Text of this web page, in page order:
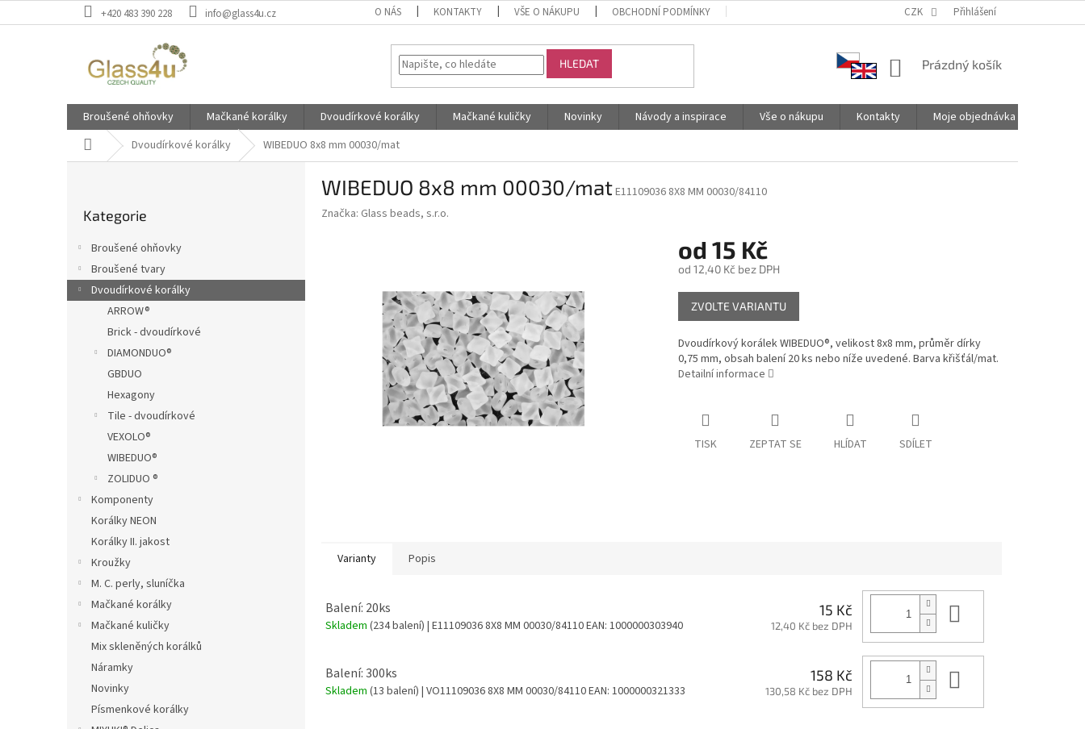
na
+420 483 390 228 info@glass4u.cz O NÁS KONTAKTY VŠE O NÁKUPU OBCHODNÍ PODMÍNKY PODMÍNKY OCHRANY OSOBNÍCH ÚDAJŮ SPOLUPRACUJEME
CZK Přihlášení
HLEDAT
NÁKUPNÍ
Prázdný košík
Broušené ohňovky Mačkané korálky Dvoudírkové korálky Mačkané kuličky Novinky Návody a inspirace Vše o nákupu Kontakty
Moje objednávka
Domů Dvoudírkové korálky WIBEDUO 8x8 mm 00030/mat
n
kategorie
Kategorie
Broušené ohňovky
Broušené tvary
Dvoudírkové korálky
ARROW®
Brick - dvoudírkové
DIAMONDUO®
GBDUO
Hexagony
Tile - dvoudírkové
VEXOLO®
WIBEDUO®
ZOLIDUO ®
Komponenty
Korálky NEON
Korálky II. jakost
Kroužky
M. C. perly, sluníčka
Mačkané korálky
Mačkané kuličky
Mix skleněných korálků
Náramky
Novinky
Písmenkové korálky
WIBEDUO 8x8 mm 00030/matE11109036 8X8 MM 00030/84110
Značka: Glass beads, s.r.o.
od 15 Kč
od 12,40 Kčbez DPH
Měrná
cena:
ZVOLTE VARIANTU
Dvoudírkový korálek WIBEDUO®, velikost 8x8 mm, průměr dírky
0,75 mm, obsah balení 20 ks nebo níže uvedené. Barva křišťál/mat.
Detailní informace
TISK ZEPTAT SE HLÍDAT SDÍLET
Varianty Popis
Balení: 20ks
Skladem (234 balení) | E11109036 8X8 MM 00030/84110EAN: 1000000303940
15 Kč
12,40 Kč bez DPH
Balení: 300ks
Skladem (13 balení) | VO11109036 8X8 MM 00030/84110EAN: 1000000321333
158 Kč
130,58 Kč bez DPH